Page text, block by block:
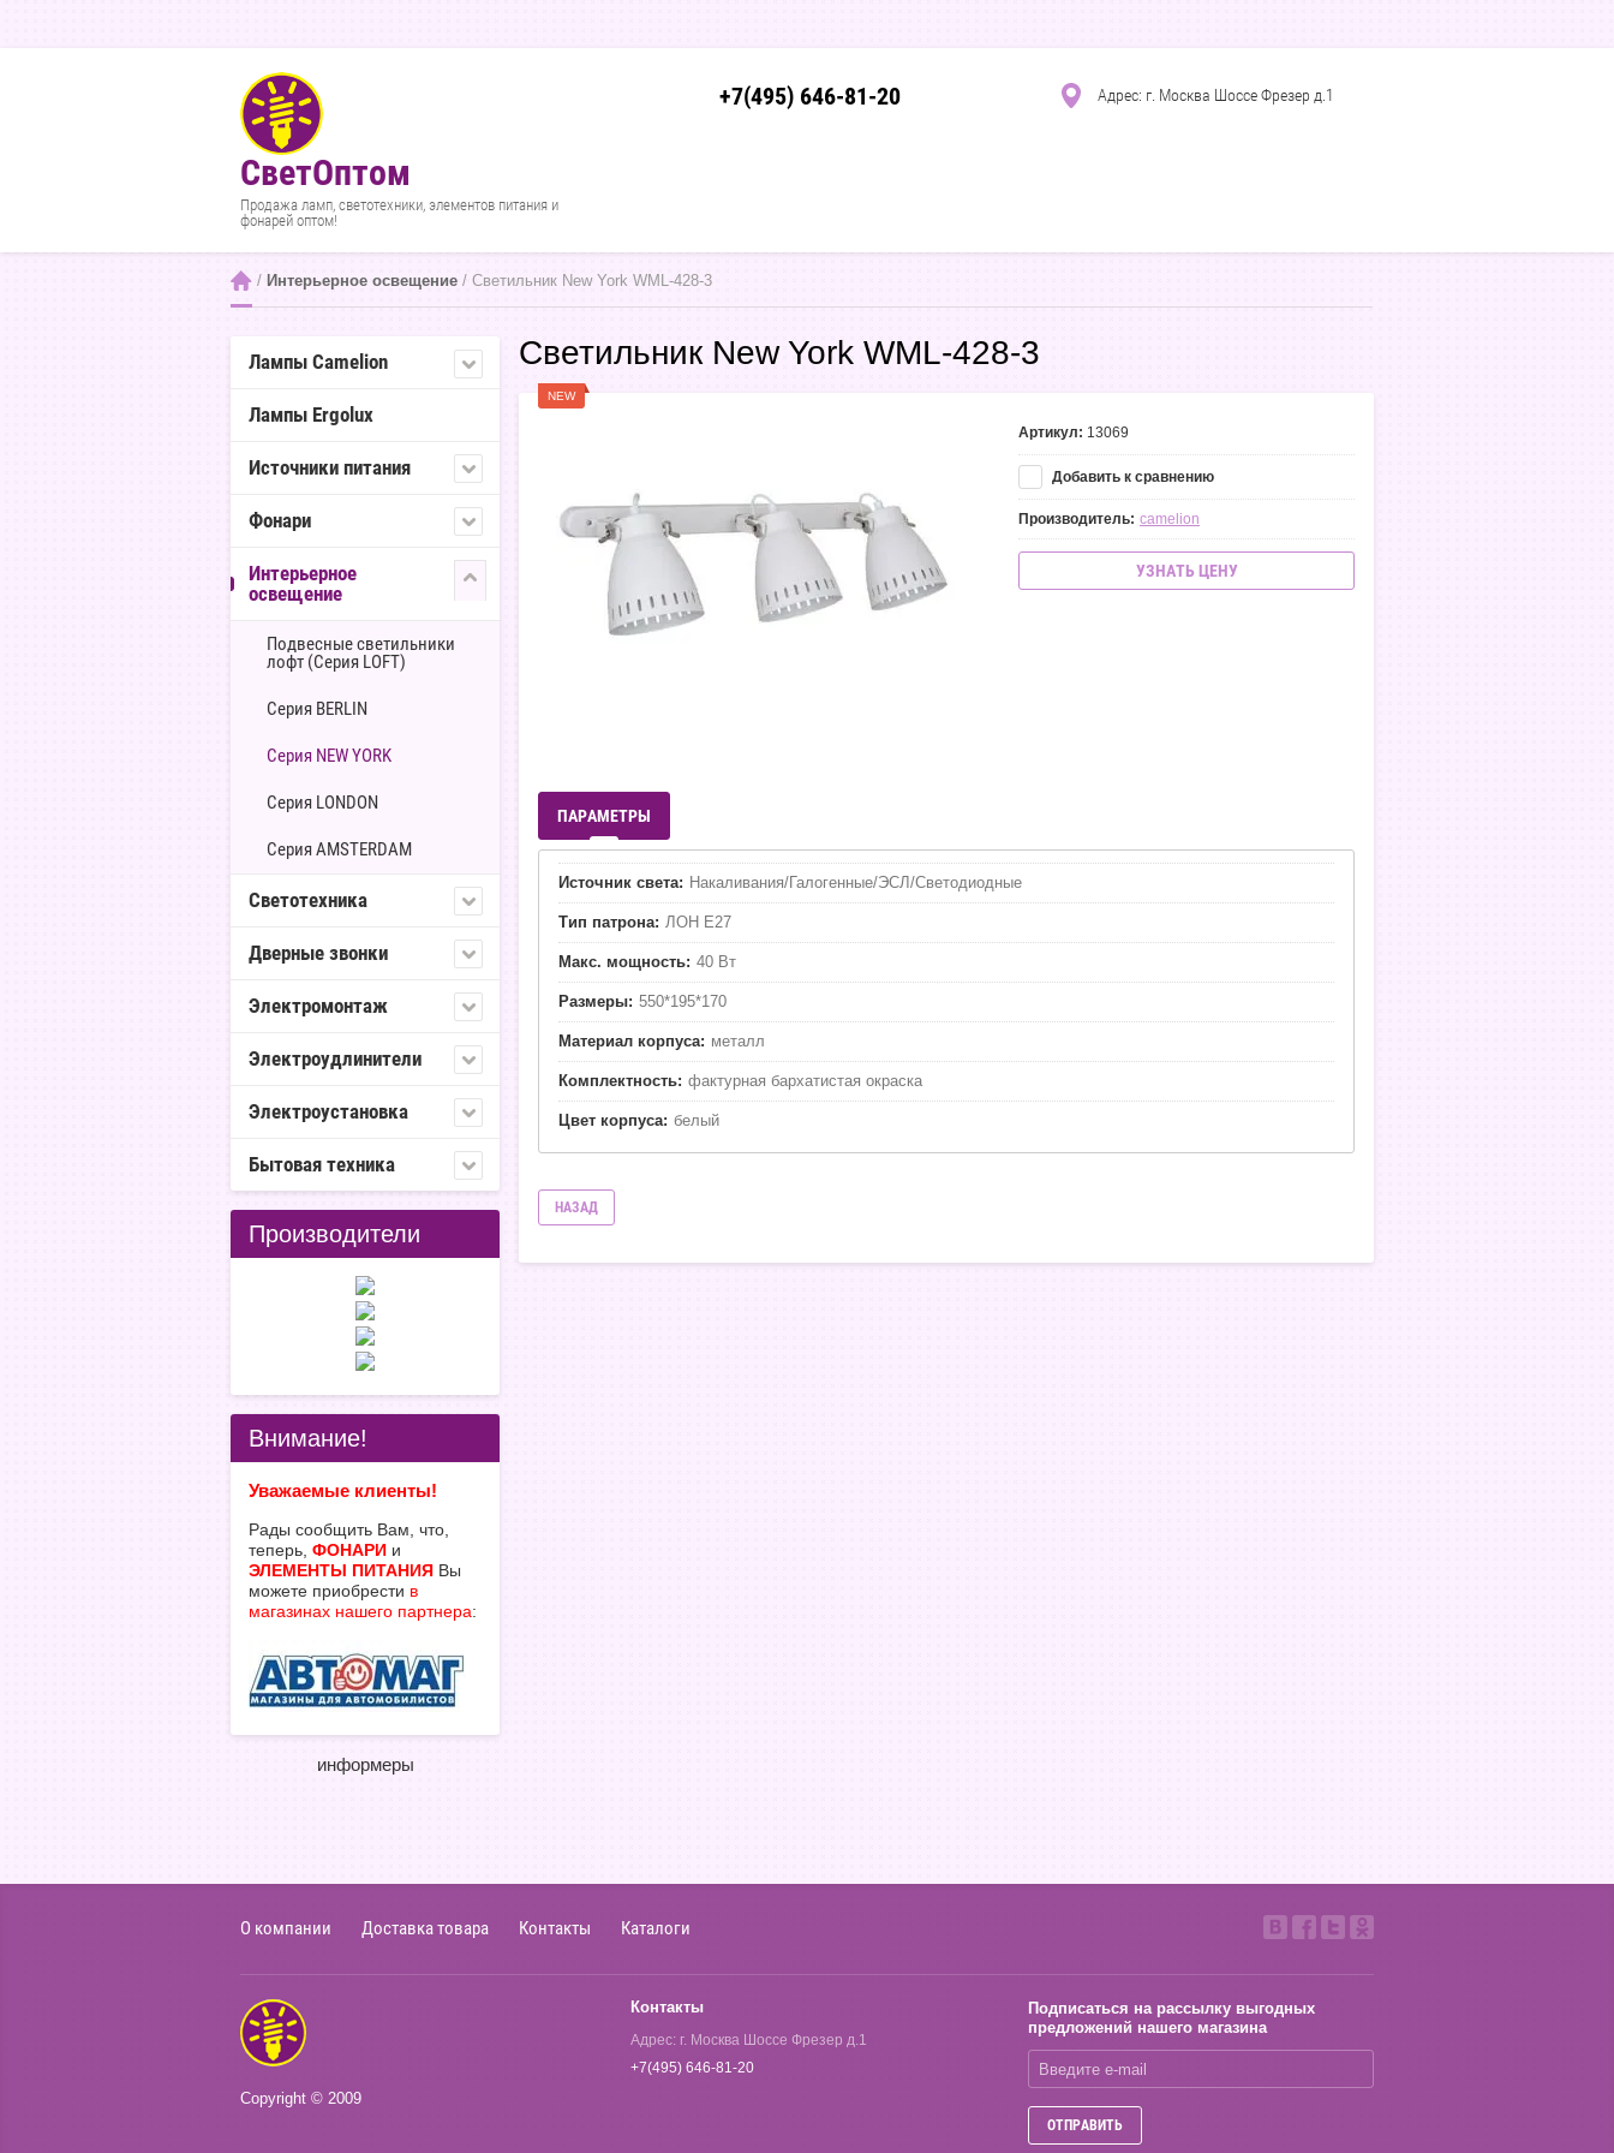
СветОптом
Продажа ламп, светотехники, элементов питания и
фонарей оптом!
+7(495) 646-81-20 Адрес: г. Москва Шоссе Фрезер д.1
/ Интерьерное освещение / Светильник New York WML-428-3
Лампы Camelion
Лампы Ergolux
Источники питания
Фонари
Интерьерное
освещение
Подвесные светильники
лофт (Серия LOFT)
Серия BERLIN
Серия NEW YORK
Серия LONDON
Серия AMSTERDAM
Светотехника
Дверные звонки
Электромонтаж
Электроудлинители
Электроустановка
Бытовая техника
Производители
Внимание!
Уважаемые клиенты!
Рады сообщить Вам, что,
теперь, ФОНАРИ и
ЭЛЕМЕНТЫ ПИТАНИЯ Вы
можете приобрести в
магазинах нашего партнера:
информеры
Светильник New York WML-428-3
NEW
Артикул: 13069
Добавить к сравнению
Производитель: camelion
УЗНАТЬ ЦЕНУ
ПАРАМЕТРЫ
Источник света: Накаливания/Галогенные/ЭСЛ/Светодиодные
Тип патрона: ЛОН Е27
Макс. мощность: 40 Вт
Размеры: 550*195*170
Материал корпуса: металл
Комплектность: фактурная бархатистая окраска
Цвет корпуса: белый
НАЗАД
О компании Доставка товара Контакты Каталоги
Подписаться на рассылку выгодных
предложений нашего магазина
ОТПРАВИТЬ
Copyright © 2009
Контакты
Адрес: г. Москва Шоссе Фрезер д.1
+7(495) 646-81-20